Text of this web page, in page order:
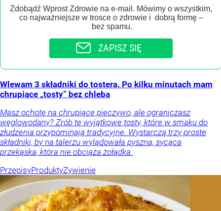
Zdobądź Wprost Zdrowie na e-mail. Mówimy o wszystkim,
co najważniejsze w trosce o zdrowie i dobrą formę –
bez spamu.
ZAPISZ SIĘ
Wlewam 3 składniki do tostera. Po kilku minutach mam
chrupiące „tosty” bez chleba
Masz ochotę na chrupiące pieczywo, ale ograniczasz
węglowodany? Zrób te wyjątkowe tosty, które w smaku do
złudzenia przypominają tradycyjne. Wystarczą trzy proste
składniki, by na talerzu wylądowała pyszna, sycąca
przekąska, która nie obciąża żołądka.
PrzepisyProduktyŻywienie